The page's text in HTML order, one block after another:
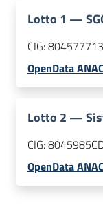
Lotto 1 —
CIG:
OpenData ANAC
Lotto 2 —
CIG:
OpenData ANAC